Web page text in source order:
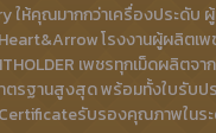
ให้คุณมากกว่าเครื่องประดั
โรงงานผู้ผลิตเ
เพชรทุกเม็ดผลิตจา
าตรฐานสูงสุด พร้อมทั้งใบรับ
Certificateรับรองคุณภาพในร